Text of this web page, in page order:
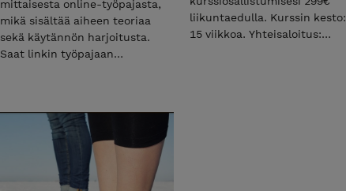
mittaisesta online-työpajasta,
mikä sisältää aiheen teoriaa
sekä käytännön harjoitusta.
Saat linkin työpajaan
henkilökohtainen. Haluatko
lisätietoa työpajan sisällöstä?
www.kokokeho.fi/palvelut/ryhmapalvelut/traumasensitiivinen-
jooga-tyopaja/
liikuntaedulla. Kurssin kesto:
15 viikkoa. Yhteisaloitus: